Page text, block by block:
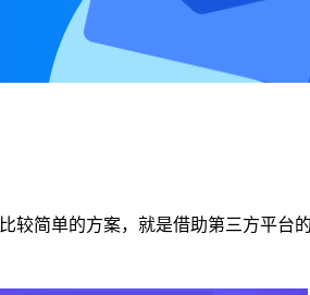
较简单的方案，就是借助第三方平